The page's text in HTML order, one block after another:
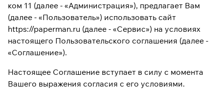
ком 11 (далее - «Администрация»), предлагает Вам
(далее - «Пользователь») использовать сайт
https://paperman.ru (далее - «Сервис») на условиях
настоящего Пользовательского соглашения (далее -
«Соглашение»).
Настоящее Соглашение вступает в силу с момента
Вашего выражения согласия с его условиями.